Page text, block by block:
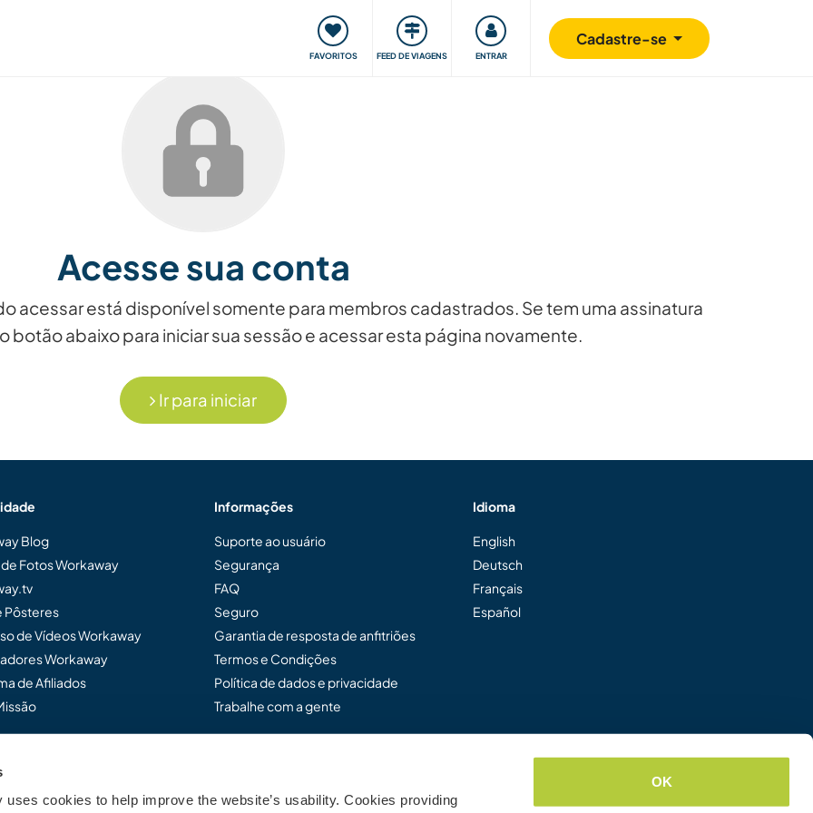
cookies to help improve the website’s usability. Cookies providing
OK
FAVORITOS FEED DE VIAGENS ENTRAR
Cadastre-se
Viaje e aprenda Comunidade Retribuindo Segurança
Acesse sua conta
acessar está disponível somente para membros cadastrados. Se tem uma assinatura
botão abaixo para iniciar sua sessão e acessar esta página novamente.
Ir para iniciar
Blog
Fotos Workaway
Pôsteres
de Vídeos Workaway
Workaway
de Afiliados
Informações
Suporte ao usuário
Segurança
FAQ
Seguro
Garantia de resposta de anfitriões
Termos e Condições
Política de dados e privacidade
Trabalhe com a gente
Idioma
English
Deutsch
Français
Español
Workaway...